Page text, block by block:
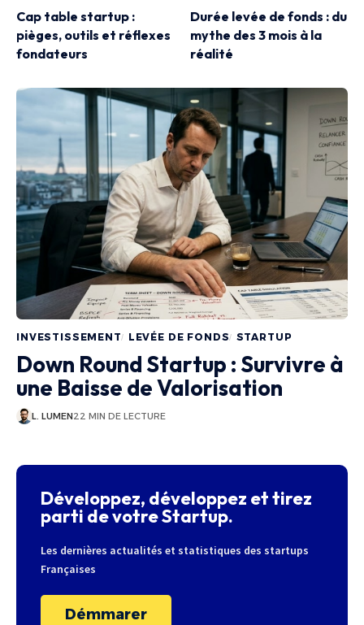
Cap table startup :
pièges, outils et réflexes
fondateurs
Durée levée de fonds : du
mythe des 3 mois à la
réalité
INVESTISSEMENT LEVÉE DE FONDS STARTUP
Down Round Startup : Survivre à
une Baisse de Valorisation
L. LUMEN22 MIN DE LECTURE
Développez, développez et tirez
parti de votre Startup.
Les dernières actualités et statistiques des startups
Françaises
Démmarer